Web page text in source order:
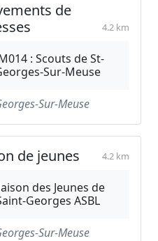
de
4.2 km
: Scouts de St-
Sur-Meuse
Sur-Meuse
de jeunes 4.2 km
des Jeunes de
Georges ASBL
Sur-Meuse